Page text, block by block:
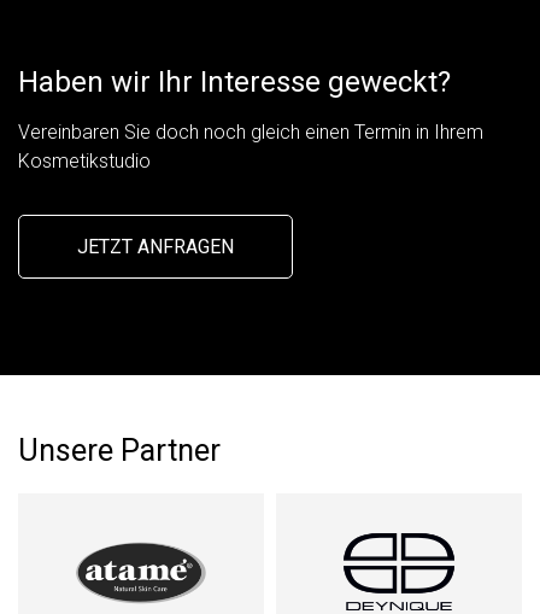
Haben wir Ihr Interesse geweckt?
Vereinbaren Sie doch noch gleich einen Termin in Ihrem
Kosmetikstudio
JETZT ANFRAGEN
Unsere Partner